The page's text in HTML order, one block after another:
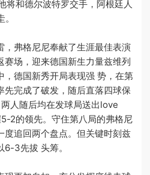
将和德尔波特罗交手，阿根廷人
弗格尼尼奉献了生涯最佳表演
场，迎来德国新生力量兹维列
，德国新秀开局表现强 势，在第
先完成了破发，随后直落四球保
人随后均在发球局送出love
2的领先。守住第八局的弗格尼
度追回两个盘点。但关键时刻兹
3先拔 头筹。